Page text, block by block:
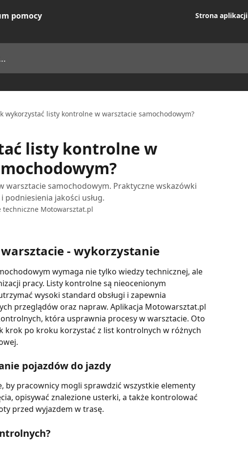
Strona aplikacji
wykorzystać listy kontrolne w warsztacie samochodowym?
listy kontrolne w
warsztacie samochodowym. Praktyczne wskazówki
podniesienia jakości usług.
techniczne Motowarsztat.pl
- wykorzystanie
wymaga nie tylko wiedzy technicznej, ale
pracy. Listy kontrolne są nieocenionym
wysoki standard obsługi i zapewnia
przeglądów oraz napraw. Aplikacja Motowarsztat.pl
która usprawnia procesy w warsztacie. Oto
krok po kroku korzystać z list kontrolnych w różnych
pojazdów do jazdy
by pracownicy mogli sprawdzić wszystkie elementy
opisywać znalezione usterki, a także kontrolować
przed wyjazdem w trasę.